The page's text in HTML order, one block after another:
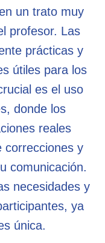
un trato muy
profesor. Las
prácticas y
útiles para los
es el uso
donde los
reales
correcciones y
comunicación.
necesidades y
ya
única.